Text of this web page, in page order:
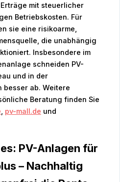
mit steuerlicher
Betriebskosten. Für
sie eine risikoarme,
die unabhängig
Insbesondere im
schneiden PV-
und in der
besser ab. Weitere
Beratung finden Sie
pv-mall.de und
PV-Anlagen für
– Nachhaltig